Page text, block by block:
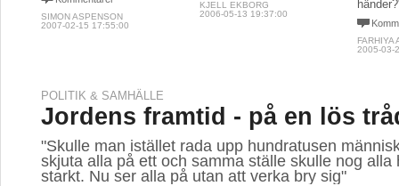
SIMON ASPENSON
2007-02-15 17:55:00
KJELL EKBORG
2006-05-13 19:37:00
FARHIYA
2005-03-
POLITIK & SAMHÄLLE
Jordens framtid - på en lös
"Skulle man istället rada upp hundratusen
skjuta alla på ett och samma ställe skulle nog alla
starkt. Nu ser alla på utan att verka bry sig"